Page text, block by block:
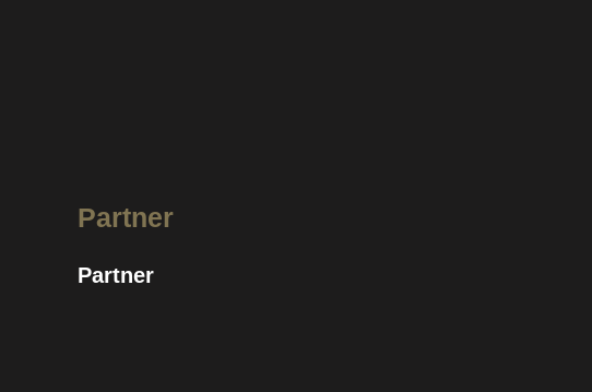
Partner
Partner